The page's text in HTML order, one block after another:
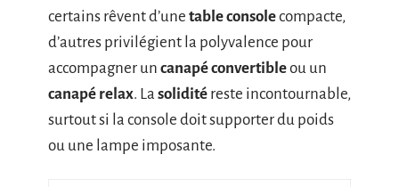
certains rêvent d’une table consolecompacte,
d’autres privilégient la polyvalence pour
accompagner un canapé convertibleou un
canapé relax. La solidité reste incontournable,
surtout si la console doit supporter du poids
ou une lampe imposante.